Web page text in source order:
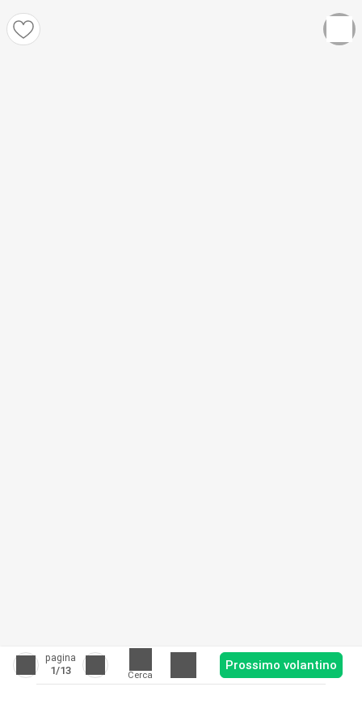
pagina
1/13 Cerca
Prossimo volantino